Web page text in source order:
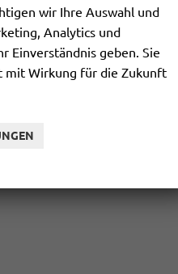
wir Ihre Auswahl und
Analytics und
Einverständnis geben. Sie
mit Wirkung für die Zukunft